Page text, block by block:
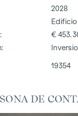
2028
€
19354
DE